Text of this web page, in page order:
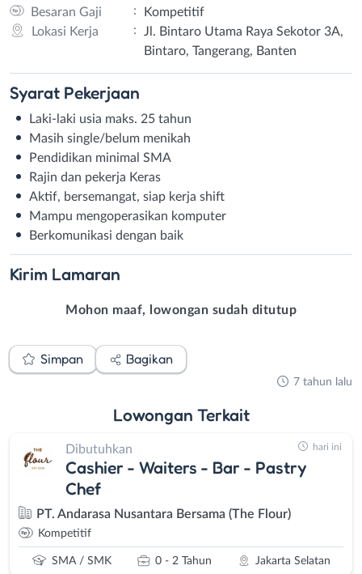
Besaran Gaji
:
Kompetitif
Lokasi Kerja
:
Jl. Bintaro Utama Raya Sekotor 3A,
Bintaro, Tangerang, Banten
Syarat Pekerjaan
Laki-laki usia maks. 25 tahun
Masih single/belum menikah
Pendidikan minimal SMA
Rajin dan pekerja Keras
Aktif, bersemangat, siap kerja shift
Mampu mengoperasikan komputer
Berkomunikasi dengan baik
Kirim Lamaran
Mohon maaf, lowongan sudah ditutup
Simpan Bagikan
7 tahun lalu
Lowongan Terkait
Dibutuhkan
Cashier - Waiters - Bar - Pastry
Chef
PT. Andarasa Nusantara Bersama (The Flour)
Kompetitif
SMA / SMK 0 - 2 Tahun Jakarta Selatan
hari ini